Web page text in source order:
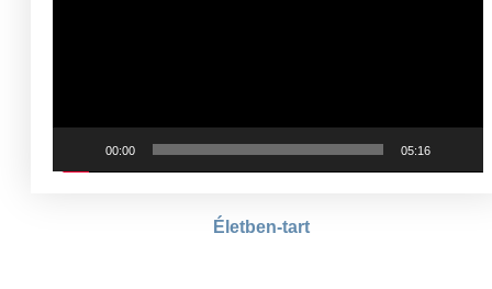
00:00 05:16
Életben-tart